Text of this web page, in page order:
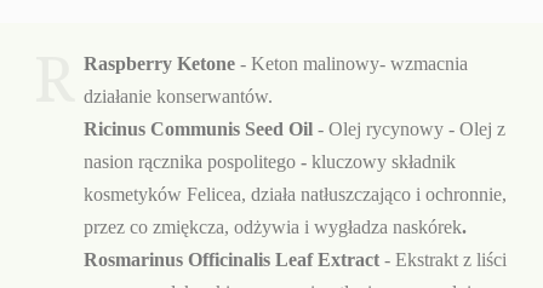
Raspberry Ketone - Keton malinowy- wzmacnia
działanie konserwantów.
Ricinus Communis Seed Oil - Olej rycynowy - Olej z
nasion rącznika pospolitego - kluczowy składnik
kosmetyków Felicea, działa natłuszczająco i ochronnie,
przez co zmiękcza, odżywia i wygładza naskórek.
Rosmarinus Officinalis Leaf Extract - Ekstrakt z liści